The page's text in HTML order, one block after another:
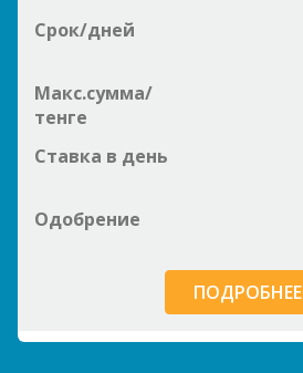
Срок/дней
Макс.сумма/
тенге
Ставка в день
Одобрение
ПОДРОБНЕЕ